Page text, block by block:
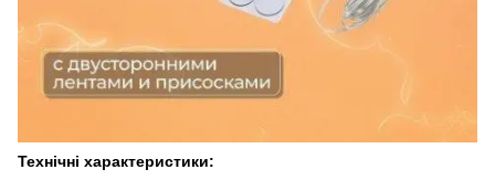
Технічні характеристики: